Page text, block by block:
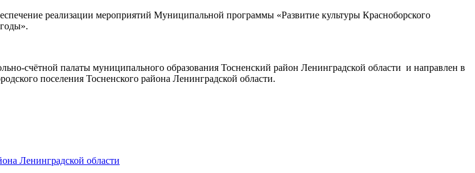
реализации мероприятий Муниципальной программы «Развитие культуры Красноборского
счётной палаты муниципального образования Тосненский район Ленинградской области и направлен в
поселения Тосненского района Ленинградской области.
Ленинградской области